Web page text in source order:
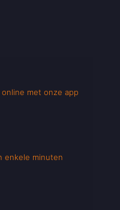
met onze app
enkele minuten